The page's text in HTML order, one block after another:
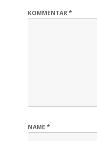
KOMMENTAR*
NAME *